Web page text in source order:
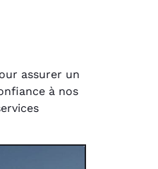
assurer un
à nos